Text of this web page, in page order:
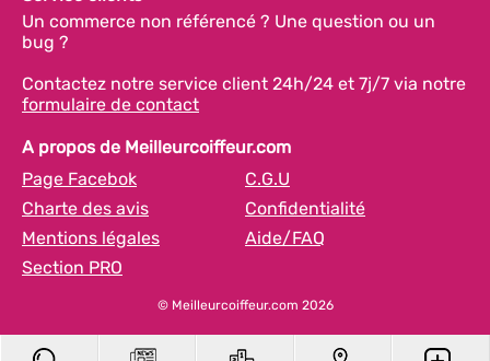
Un commerce non référencé ? Une question ou un
bug ?
Contactez notre service client 24h/24 et 7j/7 via notre
formulaire de contact
A propos de Meilleurcoiffeur.com
Page Facebok
C.G.U
Charte des avis
Confidentialité
Mentions légales
Aide/FAQ
Section PRO
© Meilleurcoiffeur.com 2026